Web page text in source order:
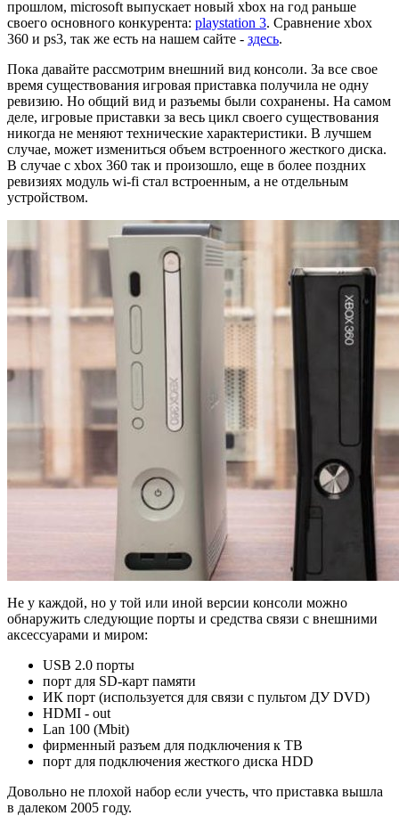
прошлом, microsoft выпускает новый xbox на год раньше
своего основного конкурента: playstation 3. Сравнение xbox
360 и ps3, так же есть на нашем сайте - здесь.
Пока давайте рассмотрим внешний вид консоли. За все свое
время существования игровая приставка получила не одну
ревизию. Но общий вид и разъемы были сохранены. На самом
деле, игровые приставки за весь цикл своего существования
никогда не меняют технические характеристики. В лучшем
случае, может измениться объем встроенного жесткого диска.
В случае с xbox 360 так и произошло, еще в более поздних
ревизиях модуль wi-fi стал встроенным, а не отдельным
устройством.
Не у каждой, но у той или иной версии консоли можно
обнаружить следующие порты и средства связи с внешними
аксессуарами и миром:
USB 2.0 порты
порт для SD-карт памяти
ИК порт (используется для связи с пультом ДУ DVD)
HDMI - out
Lan 100 (Mbit)
фирменный разъем для подключения к ТВ
порт для подключения жесткого диска HDD
Довольно не плохой набор если учесть, что приставка вышла
в далеком 2005 году.